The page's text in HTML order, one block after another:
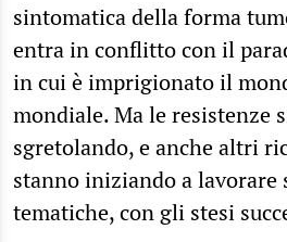
sintomatica della forma
entra in conflitto con il
in cui è imprigionato il
mondiale. Ma le resistenze
sgretolando, e anche altri
stanno iniziando a lavorare
tematiche, con gli stesi